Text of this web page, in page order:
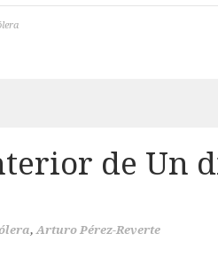
de Un
, Arturo Pérez-Reverte